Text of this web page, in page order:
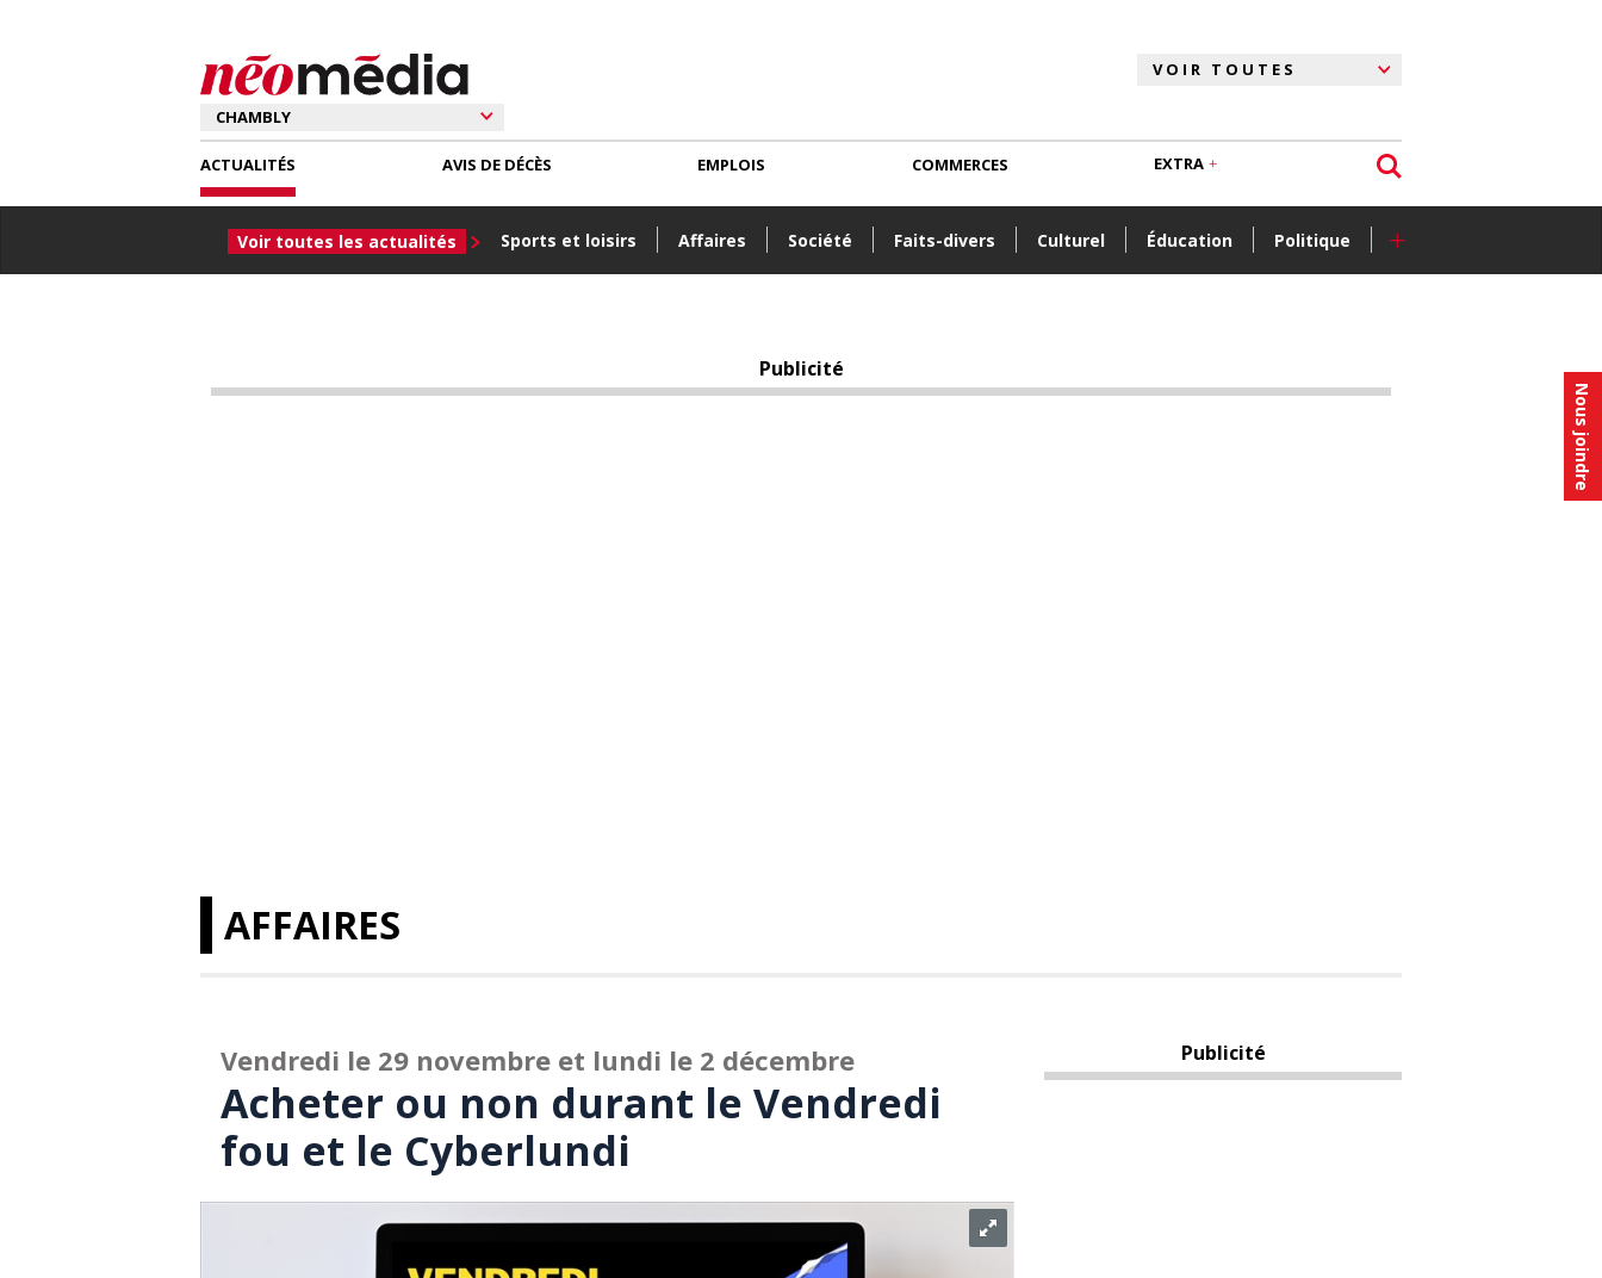
Nous joindre
ACTUALITÉS
Voir toutes les actualités Sports et loisirs Affaires Société Faits-divers Culturel Éducation Politique +
AVIS DE DÉCÈS EMPLOIS COMMERCES EXTRA
Publicité
AFFAIRES
Vendredi le 29 novembre et lundi le 2 décembre
Acheter ou non durant le Vendredi
fou et le Cyberlundi
Publicité